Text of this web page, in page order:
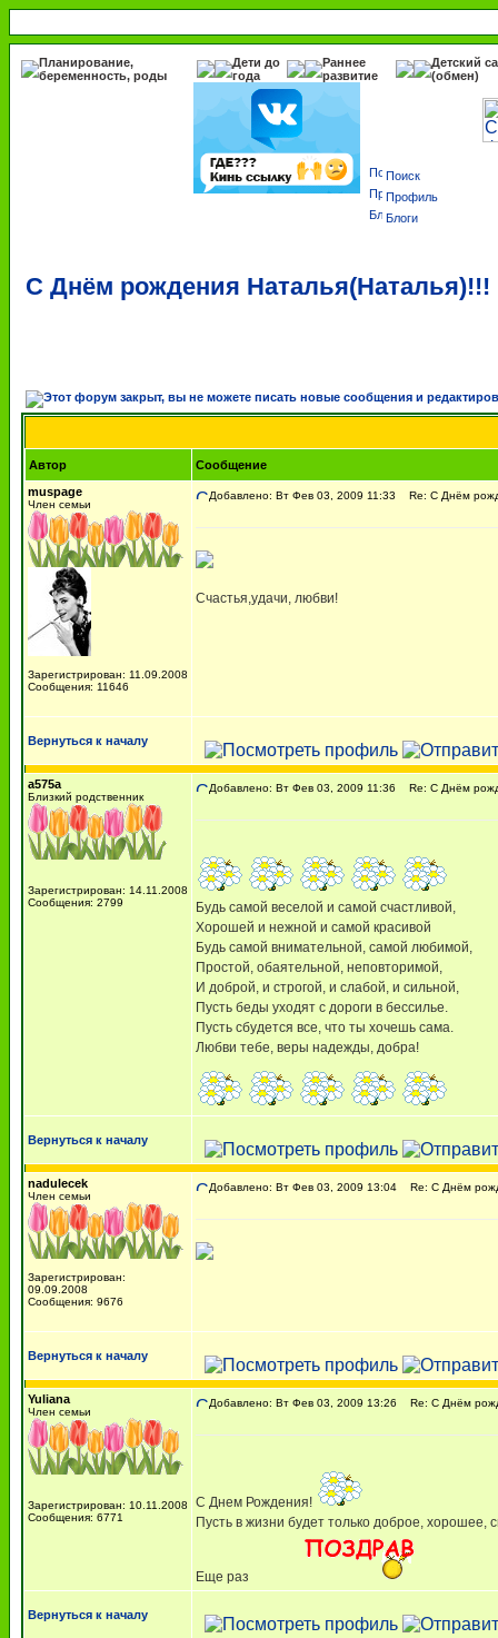
Планирование,
беременность, роды
Дети до
года
Раннее
развитие
Детский
(обмен)
Поиск
Профиль
Блоги
C Днём рождения Наталья(Наталья)!!!
Автор
Сообщение
muspage
Член семьи
Зарегистрирован: 11.09.2008
Сообщения: 11646
Добавлено: Вт Фев 03, 2009 11:33 Re: C Днём
Счастья,удачи, любви!
Вернуться к началу
a575a
Близкий родственник
Зарегистрирован: 14.11.2008
Сообщения: 2799
Добавлено: Вт Фев 03, 2009 11:36 Re: C Днём
Будь самой веселой и самой счастливой,
Хорошей и нежной и самой красивой
Будь самой внимательной, самой любимой,
Простой, обаятельной, неповторимой,
И доброй, и строгой, и слабой, и сильной,
Пусть беды уходят с дороги в бессилье.
Пусть сбудется все, что ты хочешь сама.
Любви тебе, веры надежды, добра!
Вернуться к началу
nadulecek
Член семьи
Зарегистрирован:
09.09.2008
Сообщения: 9676
Добавлено: Вт Фев 03, 2009 13:04 Re: C Днём
Вернуться к началу
Yuliana
Член семьи
Зарегистрирован: 10.11.2008
Сообщения: 6771
Добавлено: Вт Фев 03, 2009 13:26 Re: C Днём
С Днем Рождения!
Пусть в жизни будет только доброе, хорошее,
Еще раз
Вернуться к началу